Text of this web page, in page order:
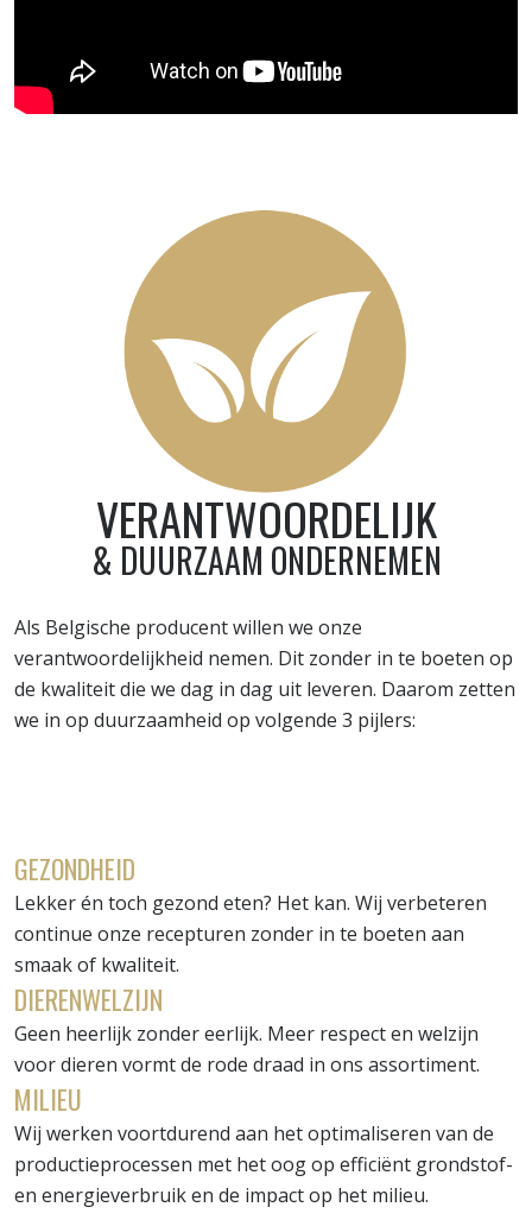
VERANTWOORDELIJK
& DUURZAAM ONDERNEMEN
Als Belgische producent willen we onze
verantwoordelijkheid nemen. Dit zonder in te boeten op
de kwaliteit die we dag in dag uit leveren. Daarom zetten
we in op duurzaamheid op volgende 3 pijlers:
GEZONDHEID
Lekker én toch gezond eten? Het kan. Wij verbeteren
continue onze recepturen zonder in te boeten aan
smaak of kwaliteit.
DIERENWELZIJN
Geen heerlijk zonder eerlijk. Meer respect en welzijn
voor dieren vormt de rode draad in ons assortiment.
MILIEU
Wij werken voortdurend aan het optimaliseren van de
productieprocessen met het oog op efficiënt grondstof-
en energieverbruik en de impact op het milieu.